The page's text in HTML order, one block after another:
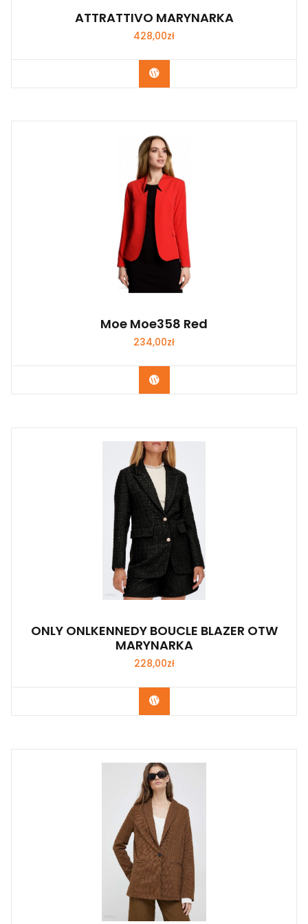
ATTRATTIVO MARYNARKA
428,00zł
Kup Teraz
Moe Moe358 Red
234,00zł
Kup Teraz
ONLY ONLKENNEDY BOUCLE BLAZER OTW
MARYNARKA
228,00zł
Kup Teraz